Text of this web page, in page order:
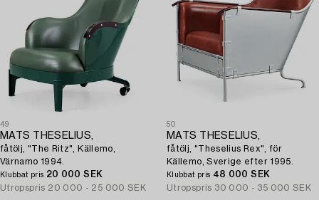
49
MATS THESELIUS,
fåtölj, "The Ritz", Källemo,
Värnamo 1994.
Klubbat pris 20 000 SEK
Utropspris 20 000 - 25 000 SEK
50
MATS THESELIUS,
fåtölj, "Theselius Rex", för
Källemo, Sverige efter 1995.
Klubbat pris 48 000 SEK
Utropspris 30 000 - 35 000 SEK